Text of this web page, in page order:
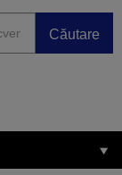
Căutare